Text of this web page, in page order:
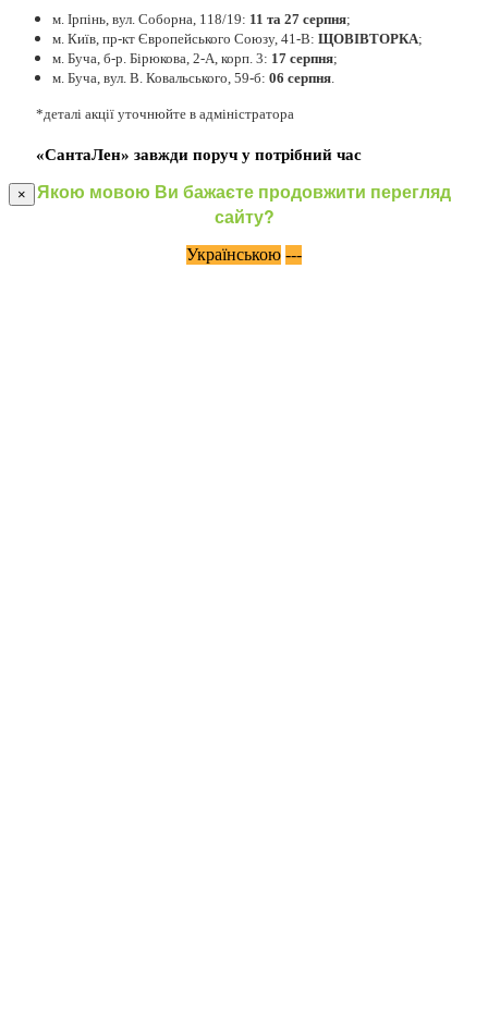
м. Ірпінь, вул. Соборна, 118/19: 11 та 27 серпня;
м. Київ, пр-кт Європейського Союзу, 41-В: ЩОВІВТОРКА;
м. Буча, б-р. Бірюкова, 2-А, корп. 3: 17 серпня;
м. Буча, вул. В. Ковальського, 59-б: 06 серпня.
*деталі акції уточнюйте в адміністратора
«СантаЛен» завжди поруч у потрібний час
×
Якою мовою Ви бажаєте продовжити перегляд
сайту?
Українською ---